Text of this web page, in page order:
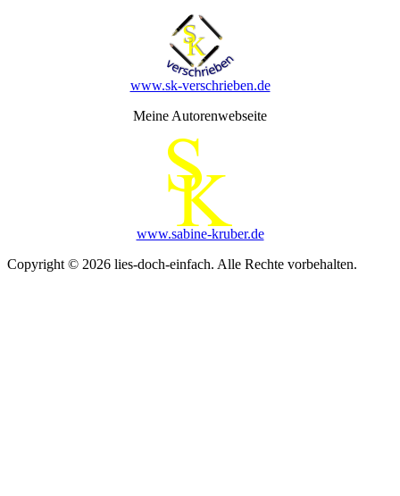
www.sk-verschrieben.de
Meine Autorenwebseite
www.sabine-kruber.de
Copyright © 2026 lies-doch-einfach. Alle Rechte vorbehalten.